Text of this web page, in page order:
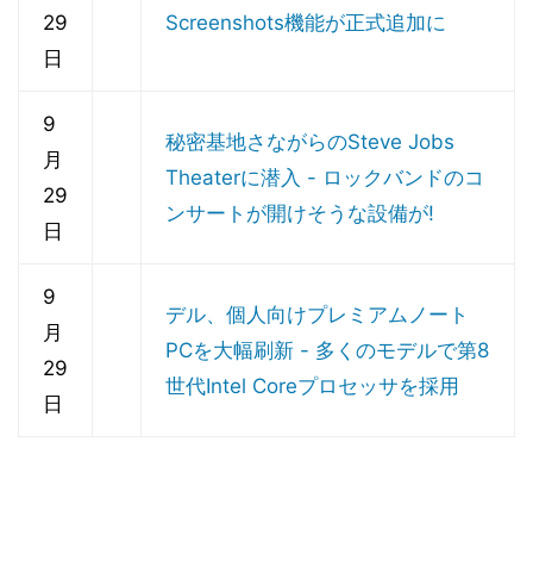
29
日
Screenshots機能が正式追加に
9
月
29
日
秘密基地さながらのSteve Jobs
Theaterに潜入 - ロックバンドのコ
ンサートが開けそうな設備が!
9
月
29
日
デル、個人向けプレミアムノート
PCを大幅刷新 - 多くのモデルで第8
世代Intel Coreプロセッサを採用